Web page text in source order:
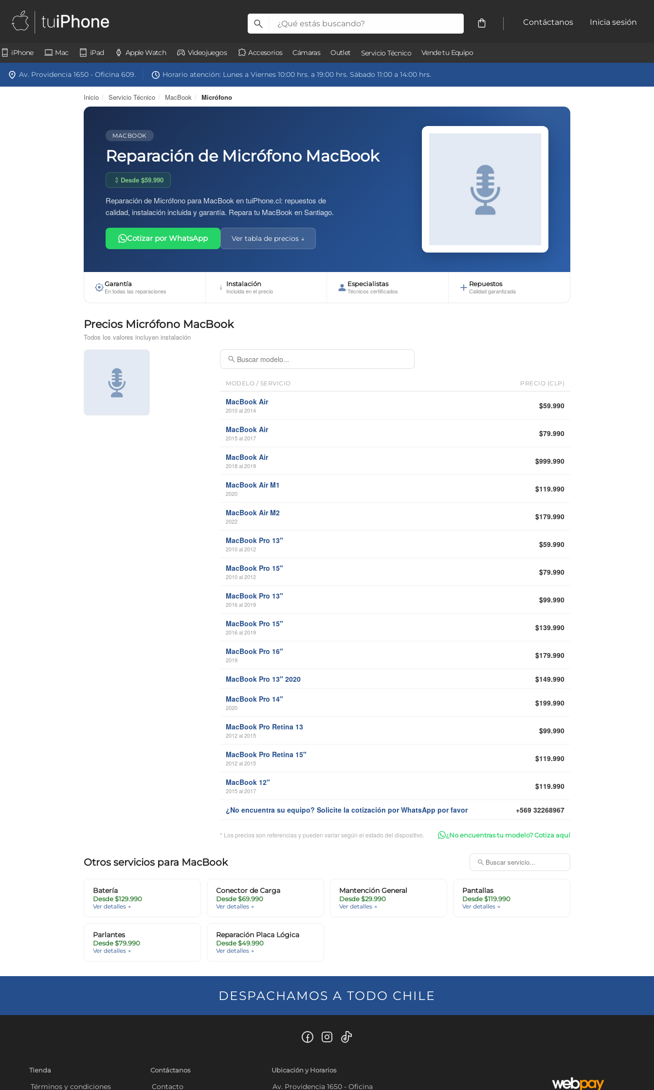
Contáctanos Inicia sesión
iPhone Mac iPad Apple Watch Videojuegos Accesorios Cámaras Outlet Servicio Técnico Vende tu Equipo
Av. Providencia 1650 - Oficina 609. Horario atención: Lunes a Viernes 10:00 hrs. a 19:00 hrs. Sábado 11:00 a 14:00 hrs.
Inicio / Servicio Técnico / MacBook / Micrófono
MACBOOK
Reparación de Micrófono MacBook
Desde $59.990
Reparación de Micrófono para MacBook en tuiPhone.cl: repuestos de
calidad, instalación incluida y garantía. Repara tu MacBook en Santiago.
Cotizar por WhatsApp Ver tabla de precios ↓
Garantía
En todas las reparaciones
Instalación
Incluida en el precio
Especialistas
Técnicos certificados
Repuestos
Calidad garantizada
Precios Micrófono MacBook
Todos los valores incluyen instalación
MODELO / SERVICIO PRECIO (CLP)
MacBook Air
2010 al 2014 $59.990
MacBook Air
2015 al 2017 $79.990
MacBook Air
2018 al 2019 $999.990
MacBook Air M1
2020 $119.990
MacBook Air M2
2022 $179.990
MacBook Pro 13"
2010 al 2012 $59.990
MacBook Pro 15"
2010 al 2012 $79.990
MacBook Pro 13"
2016 al 2019 $99.990
MacBook Pro 15"
2016 al 2019 $139.990
MacBook Pro 16"
2019 $179.990
MacBook Pro 13" 2020 $149.990
MacBook Pro 14"
2020 $199.990
MacBook Pro Retina 13
2012 al 2015 $99.990
MacBook Pro Retina 15"
2012 al 2015 $119.990
MacBook 12"
2015 al 2017 $119.990
¿No encuentra su equipo? Solicite la cotización por WhatsApp por favor +569 32268967
* Los precios son referencias y pueden variar según el estado del dispositivo. ¿No encuentras tu modelo? Cotiza aquí
Otros servicios para MacBook
Batería
Desde $129.990
Ver detalles →
Conector de Carga
Desde $69.990
Ver detalles →
Mantención General
Desde $29.990
Ver detalles →
Pantallas
Desde $119.990
Ver detalles →
Parlantes
Desde $79.990
Ver detalles →
Reparación Placa Lógica
Desde $49.990
Ver detalles →
DESPACHAMOS A TODO CHILE
Tienda
Términos y condiciones
Contáctanos
Contacto
Ubicación y Horarios
Av. Providencia 1650 - Oficina